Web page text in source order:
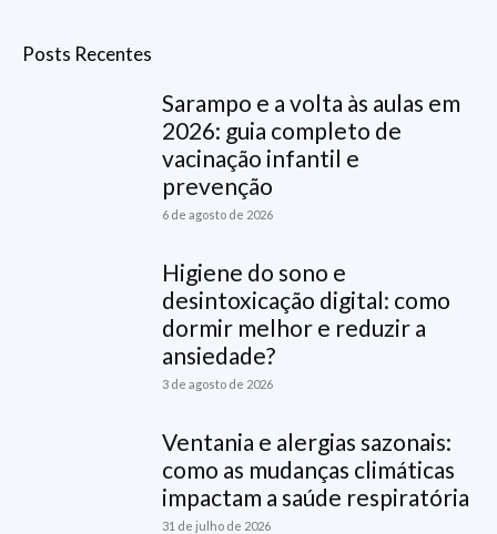
Posts Recentes
Sarampo e a volta às aulas em
2026: guia completo de
vacinação infantil e
prevenção
6 de agosto de 2026
Higiene do sono e
desintoxicação digital: como
dormir melhor e reduzir a
ansiedade?
3 de agosto de 2026
Ventania e alergias sazonais:
como as mudanças climáticas
impactam a saúde respiratória
31 de julho de 2026